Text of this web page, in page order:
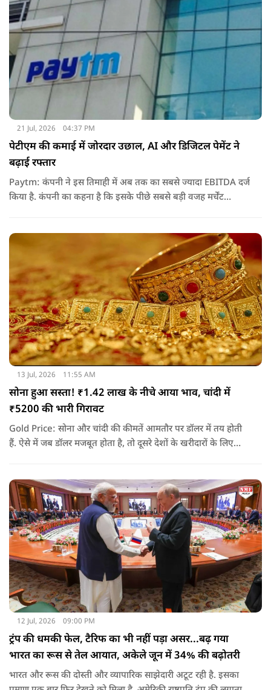
21 Jul, 2026 04:37 PM
पेटीएम की कमाई में जोरदार उछाल, AI और डिजिटल पेमेंट ने
बढ़ाई रफ्तार
Paytm: कंपनी ने इस तिमाही में अब तक का सबसे ज्यादा EBITDA दर्ज
किया है. कंपनी का कहना है कि इसके पीछे सबसे बड़ी वजह मर्चेंट
13 Jul, 2026 11:55 AM
सोना हुआ सस्ता! ₹1.42 लाख के नीचे आया भाव, चांदी में
₹5200 की भारी गिरावट
Gold Price: सोना और चांदी की कीमतें आमतौर पर डॉलर में तय होती
हैं. ऐसे में जब डॉलर मजबूत होता है, तो दूसरे देशों के खरीदारों के लिए
गिरावट देखने को मिली.
12 Jul, 2026 09:00 PM
ट्रंप की धमकी फेल, टैरिफ का भी नहीं पड़ा असर...बढ़ गया
भारत का रूस से तेल आयात, अकेले जून में 34% की बढ़ोतरी
भारत और रूस की दोस्ती और व्यापारिक साझेदारी अटूट रही है. इसका